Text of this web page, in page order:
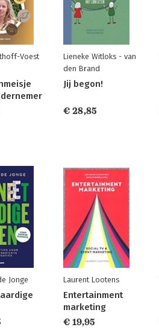
Voest
Lieneke Witloks - van
den Brand
Jij begon!
€ 28,85
Jonge Laurent Lootens
Entertainment
marketing
€ 19,95